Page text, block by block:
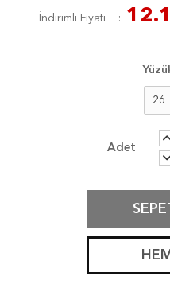
İndirimli Fiyatı